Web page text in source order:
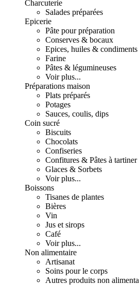
Charcuterie
Salades préparées
Epicerie
Pâte pour préparation
Conserves & bocaux
Epices, huiles & condiments
Farine
Pâtes & légumineuses
Voir plus...
Préparations maison
Plats préparés
Potages
Sauces, coulis, dips
Coin sucré
Biscuits
Chocolats
Confiseries
Confitures & Pâtes à
Glaces & Sorbets
Voir plus...
Boissons
Tisanes de plantes
Bières
Vin
Jus et sirops
Café
Voir plus...
Non alimentaire
Artisanat
Soins pour le corps
Autres produits non